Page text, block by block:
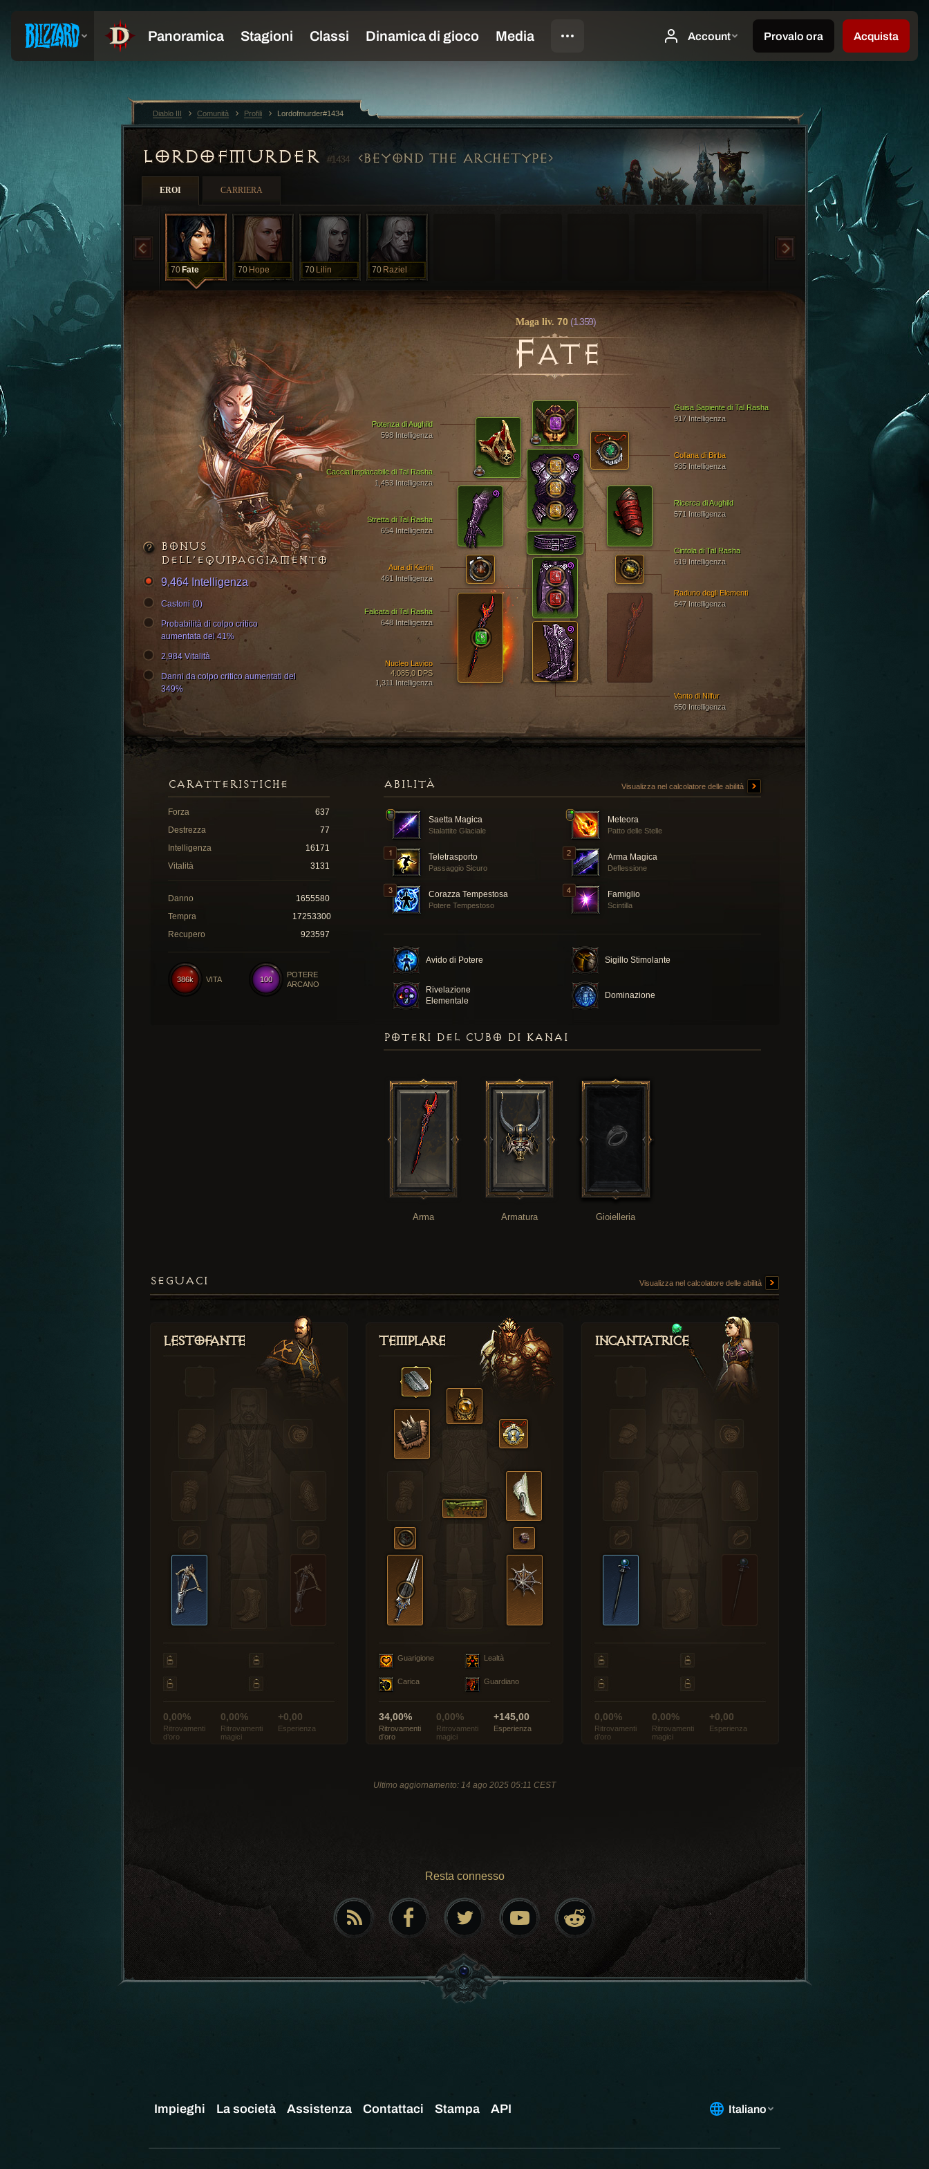
LORDOFMURDER #1434 BEYOND THE ARCHETYPE
EROI CARRIERA
70 Fate 70 Hope 70 Lilin 70 Raziel
Maga liv.70 (1.359)
FATE
Guisa Sapiente di Tal Rasha
917 Intelligenza
Caccia Implacabile di Tal Rasha
1,453 Intelligenza
Vanto di Nilfur
650 Intelligenza
Stretta di Tal Rasha
654 Intelligenza
Potenza di Aughild
598 Intelligenza
Falcata di Tal Rasha
648 Intelligenza
Ricerca di Aughild
571 Intelligenza
Nucleo Lavico
4.085,0 DPS
1,311 Intelligenza
Cintola di Tal Rasha
619 Intelligenza
Raduno degli Elementi
647 Intelligenza
Aura di Karini
461 Intelligenza
Collana di Birba
935 Intelligenza
BONUS
DELL’EQUIPAGGIAMENTO
9,464 Intelligenza
Castoni (0)
Probabilità di colpo critico
aumentata del 41%
2,984 Vitalità
Danni da colpo critico aumentati del
349%
ABILITÀ Visualizza nel calcolatore delle abilità
Saetta Magica
Stalattite Glaciale
Meteora
Patto delle Stelle
Teletrasporto
Passaggio Sicuro
Arma Magica
Deflessione
Corazza Tempestosa
Potere Tempestoso
Famiglio
Scintilla
Avido di Potere Sigillo Stimolante
Rivelazione
Elementale
Dominazione
CARATTERISTICHE
Forza
637
Destrezza
77
Intelligenza
16171
Vitalità
3131
Danno
1655580
Tempra
17253300
Recupero
923597
100
POTERE
ARCANO
386k VITA
POTERI DEL CUBO DI KANAI
Arma Armatura Gioielleria
SEGUACI Visualizza nel calcolatore delle abilità
Lestofante
0,00%
Ritrovamenti
d’oro
0,00%
Ritrovamenti
magici
+0,00
Esperienza
Templare
Guarigione Lealtà
Carica Guardiano
34,00%
Ritrovamenti
d’oro
0,00%
Ritrovamenti
magici
+145,00
Esperienza
Incantatrice
0,00%
Ritrovamenti
d’oro
0,00%
Ritrovamenti
magici
+0,00
Esperienza
Ultimo aggiornamento: 14 ago 2025 05:11 CEST
Resta connesso
Diablo III Comunità Profili Lordofmurder#1434